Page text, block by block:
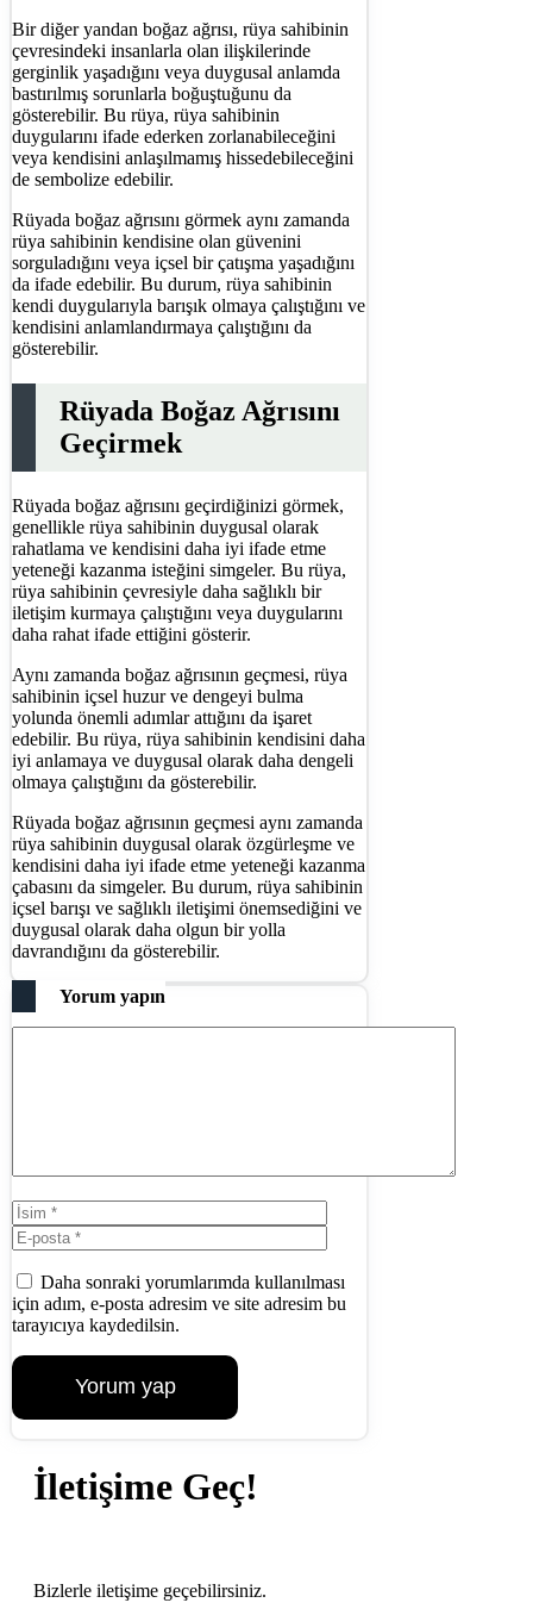
Bir diğer yandan boğaz ağrısı, rüya sahibinin
çevresindeki insanlarla olan ilişkilerinde
gerginlik yaşadığını veya duygusal anlamda
bastırılmış sorunlarla boğuştuğunu da
gösterebilir. Bu rüya, rüya sahibinin
duygularını ifade ederken zorlanabileceğini
veya kendisini anlaşılmamış hissedebileceğini
de sembolize edebilir.
Rüyada boğaz ağrısını görmek aynı zamanda
rüya sahibinin kendisine olan güvenini
sorguladığını veya içsel bir çatışma yaşadığını
da ifade edebilir. Bu durum, rüya sahibinin
kendi duygularıyla barışık olmaya çalıştığını ve
kendisini anlamlandırmaya çalıştığını da
gösterebilir.
Rüyada Boğaz Ağrısını
Geçirmek
Rüyada boğaz ağrısını geçirdiğinizi görmek,
genellikle rüya sahibinin duygusal olarak
rahatlama ve kendisini daha iyi ifade etme
yeteneği kazanma isteğini simgeler. Bu rüya,
rüya sahibinin çevresiyle daha sağlıklı bir
iletişim kurmaya çalıştığını veya duygularını
daha rahat ifade ettiğini gösterir.
Aynı zamanda boğaz ağrısının geçmesi, rüya
sahibinin içsel huzur ve dengeyi bulma
yolunda önemli adımlar attığını da işaret
edebilir. Bu rüya, rüya sahibinin kendisini daha
iyi anlamaya ve duygusal olarak daha dengeli
olmaya çalıştığını da gösterebilir.
Rüyada boğaz ağrısının geçmesi aynı zamanda
rüya sahibinin duygusal olarak özgürleşme ve
kendisini daha iyi ifade etme yeteneği kazanma
çabasını da simgeler. Bu durum, rüya sahibinin
içsel barışı ve sağlıklı iletişimi önemsediğini ve
duygusal olarak daha olgun bir yolla
davrandığını da gösterebilir.
Yorum yapın
İsim
posta
sitesi
Daha sonraki yorumlarımda kullanılması
için adım, e-posta adresim ve site adresim bu
tarayıcıya kaydedilsin.
İletişime Geç!
Bizlerle iletişime geçebilirsiniz.